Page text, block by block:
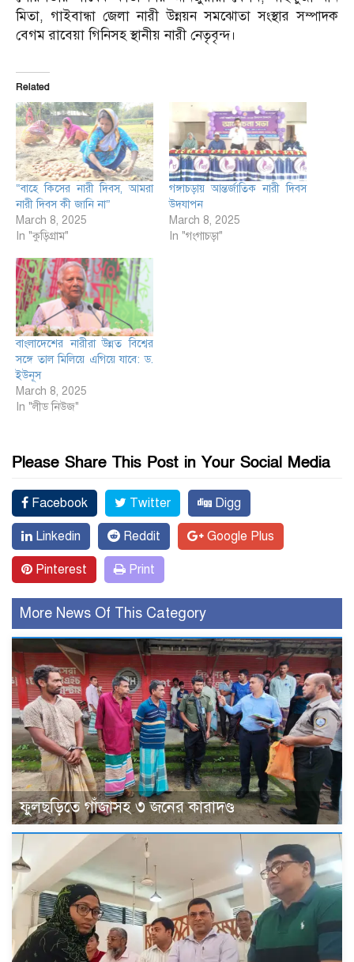
মিতা, গাইবান্ধা জেলা নারী উন্নয়ন সমঝোতা সংস্থার সম্পাদক
বেগম রাবেয়া গিনিসহ স্থানীয় নারী নেতৃবৃন্দ।
Related
“বাহে কিসের নারী দিবস, আমরা
নারী দিবস কী জানি না”
March 8, 2025
In "কুড়িগ্রাম"
গঙ্গাচড়ায় আন্তর্জাতিক নারী দিবস
উদযাপন
March 8, 2025
In "গংগাচড়া"
বাংলাদেশের নারীরা উন্নত বিশ্বের
সঙ্গে তাল মিলিয়ে এগিয়ে যাবে: ড.
ইউনূস
March 8, 2025
In "লীড নিউজ"
Please Share This Post in Your Social Media
Facebook Twitter Digg
Linkedin Reddit Google Plus
Pinterest Print
More News Of This Category
ফুলছড়িতে গাঁজাসহ ৩ জনের কারাদণ্ড